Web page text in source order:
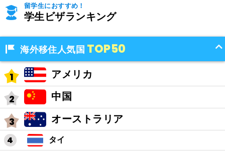
留学生におすすめ！
学生ビザランキング
海外移住人気国 TOP50
アメリカ
中国
オーストラリア
タイ